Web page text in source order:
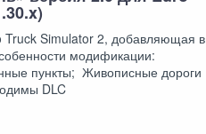
Truck Simulator 2, добавляющая в
модификации:
пункты; Живописные дороги
DLC